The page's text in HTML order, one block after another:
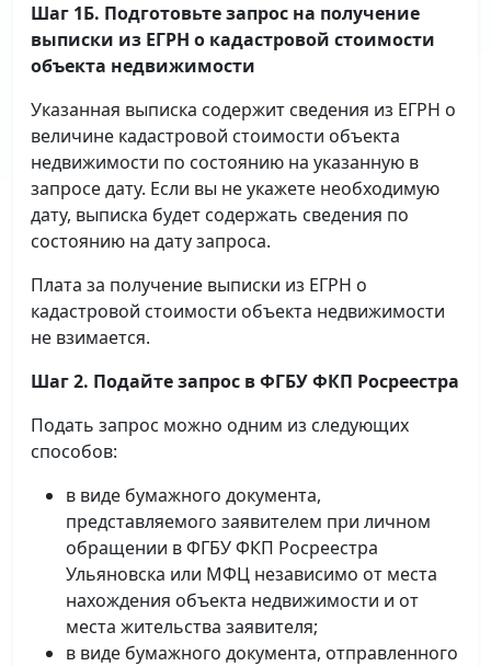
Шаг 1Б. Подготовьте запрос на получение
выписки из ЕГРН о кадастровой стоимости
объекта недвижимости
Указанная выписка содержит сведения из ЕГРН о
величине кадастровой стоимости объекта
недвижимости по состоянию на указанную в
запросе дату. Если вы не укажете необходимую
дату, выписка будет содержать сведения по
состоянию на дату запроса.
Плата за получение выписки из ЕГРН о
кадастровой стоимости объекта недвижимости
не взимается.
Шаг 2. Подайте запрос в ФГБУ ФКП Росреестра
Подать запрос можно одним из следующих
способов:
в виде бумажного документа,
представляемого заявителем при личном
обращении в ФГБУ ФКП Росреестра
Ульяновска или МФЦ независимо от места
нахождения объекта недвижимости и от
места жительства заявителя;
в виде бумажного документа, отправленного